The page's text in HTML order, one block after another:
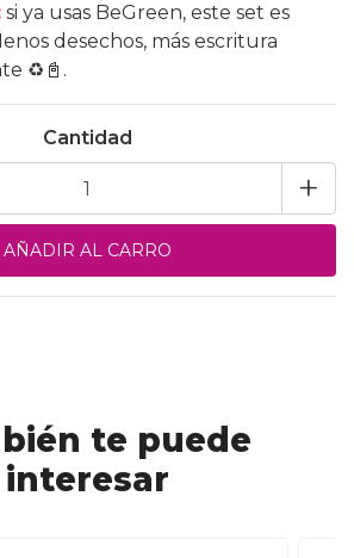
si ya usas BeGreen, este set es
desechos, más escritura
♻️📓.
Cantidad
+
te puede
interesar